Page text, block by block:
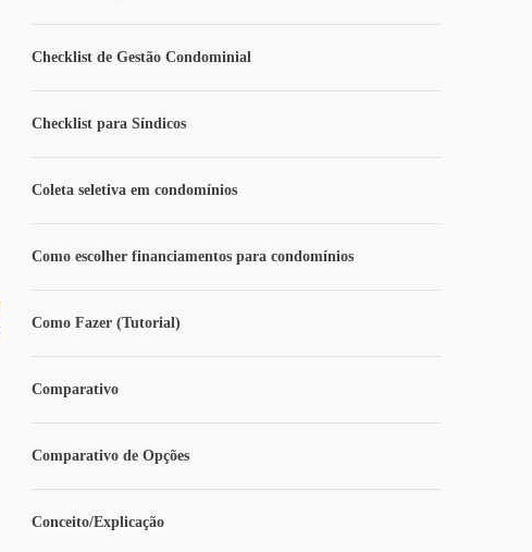
Checklist de Gestão Condominial
Checklist para Síndicos
Coleta seletiva em condomínios
Como escolher financiamentos para condomínios
Como Fazer (Tutorial)
Comparativo
Comparativo de Opções
Conceito/Explicação